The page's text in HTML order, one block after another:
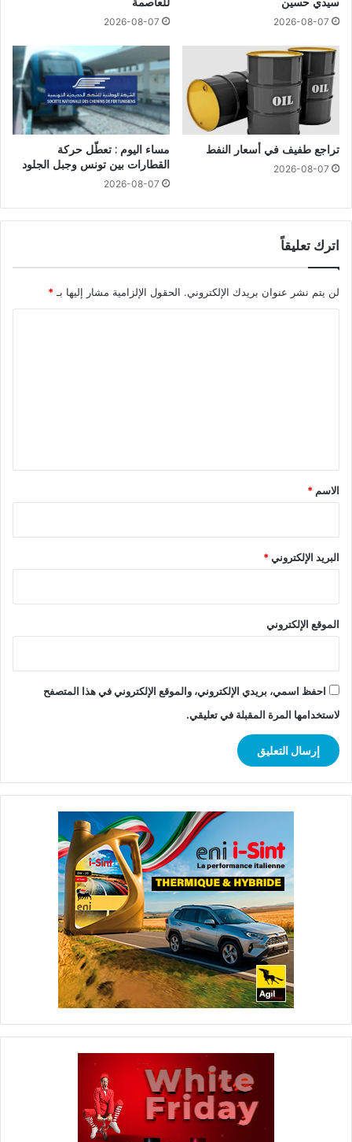
2026-08-07
2026-08-07
تراجع طفيف في أسعار النفط
2026-08-07
مساء اليوم : تعطّل حركة
القطارات بين تونس وجبل الجلود
2026-08-07
اترك تعليقاً
لن يتم نشر عنوان بريدك الإلكتروني. الحقول الإلزامية مشار إليها بـ *
*
الاسم *
البريد الإلكتروني*
الموقع الإلكتروني
احفظ اسمي، بريدي الإلكتروني، والموقع الإلكتروني في هذا المتصفح
لاستخدامها المرة المقبلة في تعليقي.